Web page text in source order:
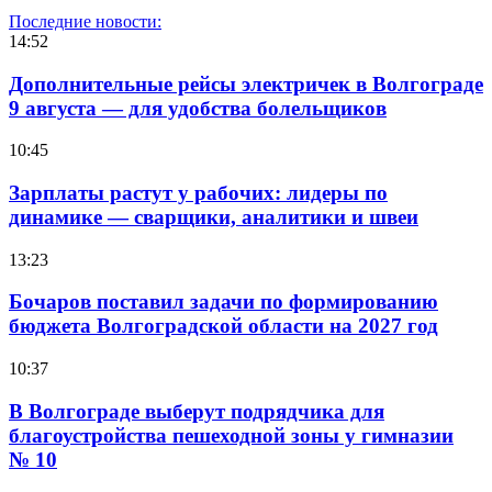
Последние новости:
14:52
Дополнительные рейсы электричек в Волгограде
9 августа — для удобства болельщиков
10:45
Зарплаты растут у рабочих: лидеры по
динамике — сварщики, аналитики и швеи
13:23
Бочаров поставил задачи по формированию
бюджета Волгоградской области на 2027 год
10:37
В Волгограде выберут подрядчика для
благоустройства пешеходной зоны у гимназии
№ 10